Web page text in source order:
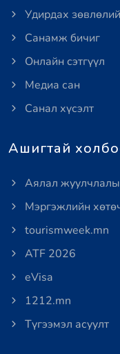
Удирдах
Санамж бичиг
Онлайн сэтгүүл
Медиа сан
Санал хүсэлт
Ашигтай
Аялал
Мэргэжлийн
tourismweek.mn
ATF 2026
eVisa
1212.mn
Түгээмэл асуулт